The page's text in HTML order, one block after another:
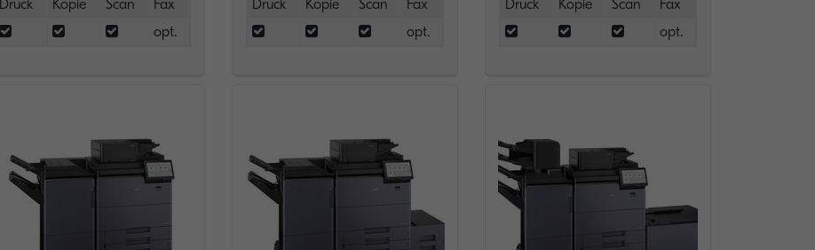
Druck
Kopie Scan
Fax
opt.
Druck
Kopie Scan
Fax
opt.
Druck
Kopie Scan
Fax
opt.